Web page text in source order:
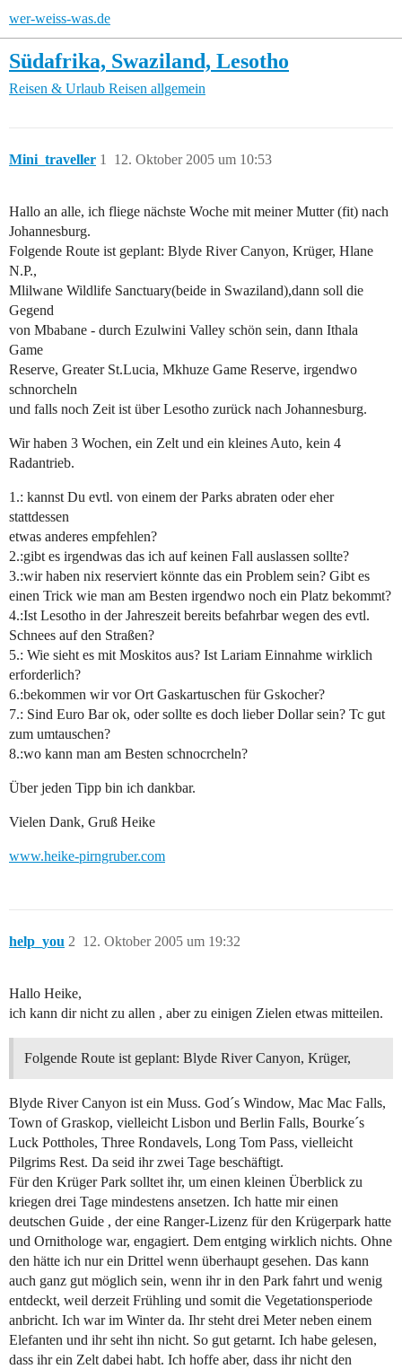
wer-weiss-was.de
Südafrika, Swaziland, Lesotho
Reisen & Urlaub Reisen allgemein
Mini_traveller 12. Oktober 2005 um 10:53
1
Hallo an alle, ich fliege nächste Woche mit meiner Mutter (fit) nach
Johannesburg.
Folgende Route ist geplant: Blyde River Canyon, Krüger, Hlane
N.P.,
Mlilwane Wildlife Sanctuary(beide in Swaziland),dann soll die
Gegend
von Mbabane - durch Ezulwini Valley schön sein, dann Ithala
Game
Reserve, Greater St.Lucia, Mkhuze Game Reserve, irgendwo
schnorcheln
und falls noch Zeit ist über Lesotho zurück nach Johannesburg.
Wir haben 3 Wochen, ein Zelt und ein kleines Auto, kein 4
Radantrieb.
1.: kannst Du evtl. von einem der Parks abraten oder eher
stattdessen
etwas anderes empfehlen?
2.:gibt es irgendwas das ich auf keinen Fall auslassen sollte?
3.:wir haben nix reserviert könnte das ein Problem sein? Gibt es
einen Trick wie man am Besten irgendwo noch ein Platz bekommt?
4.:Ist Lesotho in der Jahreszeit bereits befahrbar wegen des evtl.
Schnees auf den Straßen?
5.: Wie sieht es mit Moskitos aus? Ist Lariam Einnahme wirklich
erforderlich?
6.:bekommen wir vor Ort Gaskartuschen für Gskocher?
7.: Sind Euro Bar ok, oder sollte es doch lieber Dollar sein? Tc gut
zum umtauschen?
8.:wo kann man am Besten schnocrcheln?
Über jeden Tipp bin ich dankbar.
Vielen Dank, Gruß Heike
www.heike-pirngruber.com
help_you 12. Oktober 2005 um 19:32
2
Hallo Heike,
ich kann dir nicht zu allen , aber zu einigen Zielen etwas mitteilen.
Folgende Route ist geplant: Blyde River Canyon, Krüger,
Blyde River Canyon ist ein Muss. God´s Window, Mac Mac Falls,
Town of Graskop, vielleicht Lisbon und Berlin Falls, Bourke´s
Luck Pottholes, Three Rondavels, Long Tom Pass, vielleicht
Pilgrims Rest. Da seid ihr zwei Tage beschäftigt.
Für den Krüger Park solltet ihr, um einen kleinen Überblick zu
kriegen drei Tage mindestens ansetzen. Ich hatte mir einen
deutschen Guide , der eine Ranger-Lizenz für den Krügerpark hatte
und Ornithologe war, engagiert. Dem entging wirklich nichts. Ohne
den hätte ich nur ein Drittel wenn überhaupt gesehen. Das kann
auch ganz gut möglich sein, wenn ihr in den Park fahrt und wenig
entdeckt, weil derzeit Frühling und somit die Vegetationsperiode
anbricht. Ich war im Winter da. Ihr steht drei Meter neben einem
Elefanten und ihr seht ihn nicht. So gut getarnt. Ich habe gelesen,
dass ihr ein Zelt dabei habt. Ich hoffe aber, dass ihr nicht den